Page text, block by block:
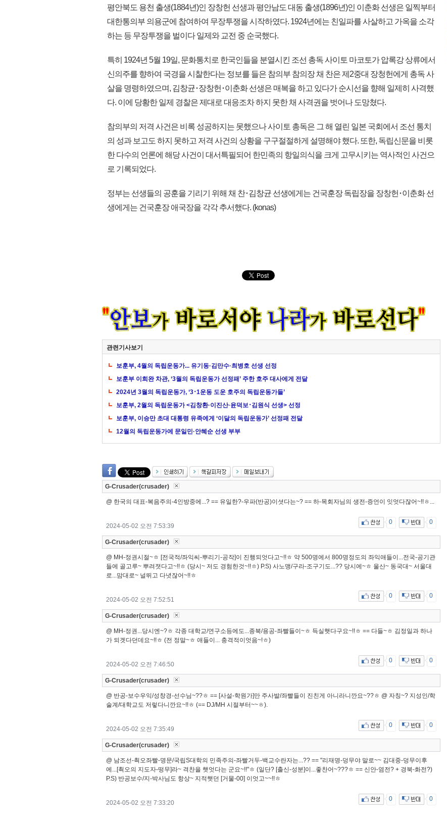
평안북도 용천 출생(1884년)인 장창헌 선생과 평안남도 대동 출생(1896년)인 이춘화 선생은 일찍부터
대한통의부 의용군에 참여하여 무장투쟁을 시작하였다. 1924년에는 친일파를 사살하고 가옥을 소각
하는 등 무장투쟁을 벌이다 일제와 교전 중 순국했다.
특히 1924년 5월 19일, 문화통치로 한국인들을 분열시킨 조선 총독 사이토 마코토가 압록강 상류에서
신의주를 향하여 국경을 시찰한다는 정보를 들은 참의부 참의장 채 찬은 제2중대 장청헌에게 총독 사
살을 명령하였으며, 김창균･장창헌･이춘화 선생은 매복을 하고 있다가 순시선을 향해 일제히 사격했
다. 이에 당황한 일제 경찰은 제대로 대응조차 하지 못한 채 사격권을 벗어나 도망쳤다.
참의부의 저격 사건은 비록 성공하지는 못했으나 사이토 총독은 그 해 열린 일본 국회에서 조선 통치
의 성과 보고도 하지 못하고 저격 사건의 상황을 구구절절하게 설명해야 했다. 또한, 독립신문을 비롯
한 다수의 언론에 해당 사건이 대서특필되어 한민족의 항일의식을 크게 고무시키는 역사적인 사건으
로 기록되었다.
정부는 선생들의 공훈을 기리기 위해 채 찬･김창균 선생에게는 건국훈장 독립장을 장창헌･이춘화 선
생에게는 건국훈장 애국장을 각각 추서했다. (konas)
관련기사보기
보훈부, 4월의 독립운동가... 유기동·김만수·최병호 선생 선정
보훈부 이희완 차관, ‘3월의 독립운동가 선정패’ 주한 호주 대사에게 전달
2024년 3월의 독립운동가, ‘3･1운동 도운 호주의 독립운동가들’
보훈부, 2월의 독립운동가 <김창환·이진산·윤덕보･김원식 선생> 선정
보훈부, 이승만 초대 대통령 유족에게 ‘이달의 독립운동가’ 선정패 전달
12월의 독립운동가에 문일민·안혜순 선생 부부
G-Crusader(crusader)
@ 한국의 대표-복음주의-4인방중에...? == 유일한?-우파(반공)이셧다는~? == 하-목회자님의 생전-증언이 잇엇다잖어~!!ㅎ...
2024-05-02 오전 7:53:39
0 0
G-Crusader(crusader)
@ MH-정권시절~ㅎ [전국적/좌익씨-뿌리기-공작]이 진행되엇다고~!!ㅎ 약 500명에서 800명정도의 좌익애들이...전국-공기관
들에 골고루~ 뿌려졋다고~!!ㅎ (당시~ 저도 경험한것~!!ㅎ) P.S) 사노맹/구라-조구기도...?? 당시에~ㅎ 울산~ 동국대~ 서울대
로...맘대로~ 널뛰고 다녓잖어~!!ㅎ
2024-05-02 오전 7:52:51
0 0
G-Crusader(crusader)
@ MH-정권...당시엔~?ㅎ 각종 대학교/연구소등에도...종북/용공-좌빨들이~ㅎ 득실햇다구요~!!ㅎ == 다들~ㅎ 김정일과 하나
가 되겟다던데요~!!ㅎ (전 정말~ㅎ 애들이... 충격적이엇음~!ㅎ)
2024-05-02 오전 7:46:50
0 0
G-Crusader(crusader)
@ 반공-보수우익/성창경-선수님~??ㅎ == [사설-학원가]만 주사발/좌빨들이 진친게 아니라니깐요~??ㅎ @ 자칭~? 지성인/학
술계/대학교도 저렇다니깐요~!!ㅎ (== DJ/MH 시절부터~~ㅎ).
2024-05-02 오전 7:35:49
0 0
G-Crusader(crusader)
@ 남조선-쵝오좌빨-명문/국립S대학의 민족주의-좌빨거두-백교수란자는...?? == "리재명-덩무야 말로~~ 김대중-덩무이후
에...[쵝오의 지도자-떵무]라~ 격찬을 햇엇다는 군요~!!"ㅎ (일단? [출신-성분]이...좋찬어~???ㅎ == 신안-염전? + 경북-화전?)
P.S) 반공보수/지-박사님도 항상~ 지적햇던 [거물-00] 이엇고~~!!ㅎ
2024-05-02 오전 7:33:20
0 0